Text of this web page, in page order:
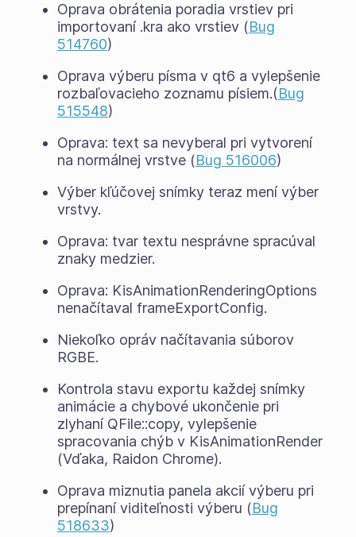
Oprava obrátenia poradia vrstiev pri
importovaní .kra ako vrstiev (Bug
514760)
Oprava výberu písma v qt6 a vylepšenie
rozbaľovacieho zoznamu písiem.(Bug
515548)
Oprava: text sa nevyberal pri vytvorení
na normálnej vrstve (Bug 516006)
Výber kľúčovej snímky teraz mení výber
vrstvy.
Oprava: tvar textu nesprávne spracúval
znaky medzier.
Oprava: KisAnimationRenderingOptions
nenačítaval frameExportConfig.
Niekoľko opráv načítavania súborov
RGBE.
Kontrola stavu exportu každej snímky
animácie a chybové ukončenie pri
zlyhaní QFile::copy, vylepšenie
spracovania chýb v KisAnimationRender
(Vďaka, Raidon Chrome).
Oprava miznutia panela akcií výberu pri
prepínaní viditeľnosti výberu (Bug
518633)